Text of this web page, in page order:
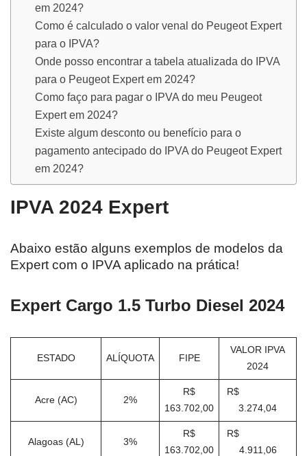
em 2024?
Como é calculado o valor venal do Peugeot Expert
para o IPVA?
Onde posso encontrar a tabela atualizada do IPVA
para o Peugeot Expert em 2024?
Como faço para pagar o IPVA do meu Peugeot
Expert em 2024?
Existe algum desconto ou benefício para o
pagamento antecipado do IPVA do Peugeot Expert
em 2024?
IPVA 2024 Expert
Abaixo estão alguns exemplos de modelos da
Expert com o IPVA aplicado na prática!
Expert Cargo 1.5 Turbo Diesel 2024
ESTADO ALÍQUOTA FIPE
VALOR IPVA
2024
Acre (AC) 2%
R$
163.702,00
R$
3.274,04
Alagoas (AL) 3%
R$
163.702,00
R$
4.911,06